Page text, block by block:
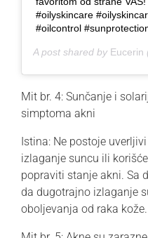
#oilyskincare
#oilcontrol
A post shared by Eucerin
Mit br. 4: Sunčanje i
simptoma akni
Istina: Ne postoje
izlaganje suncu ili
popraviti stanje akni. Sa
da dugotrajno izlaganje
oboljevanja od raka kože.